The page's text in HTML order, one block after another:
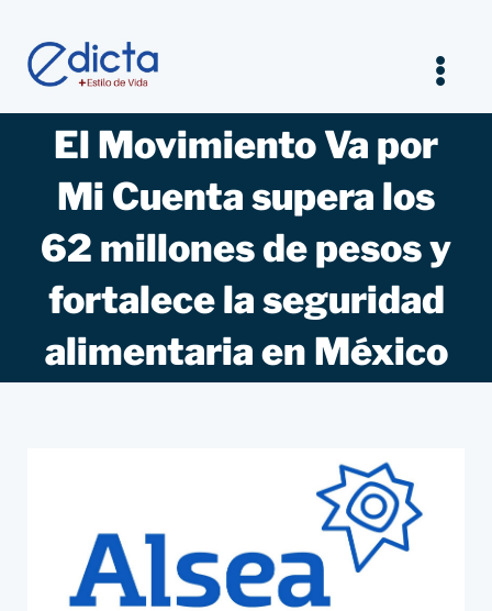
contenido
Inicio
Legal
Empresarios
Estilo de vida
El Movimiento Va por
Mi Cuenta supera los
62 millones de pesos y
fortalece la seguridad
alimentaria en México